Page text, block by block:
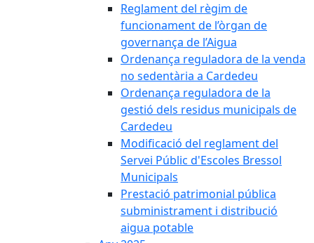
Reglament del règim de
funcionament de l’òrgan de
governança de l’Aigua
Ordenança reguladora de la venda
no sedentària a Cardedeu
Ordenança reguladora de la
gestió dels residus municipals de
Cardedeu
Modificació del reglament del
Servei Públic d'Escoles Bressol
Municipals
Prestació patrimonial pública
subministrament i distribució
aigua potable